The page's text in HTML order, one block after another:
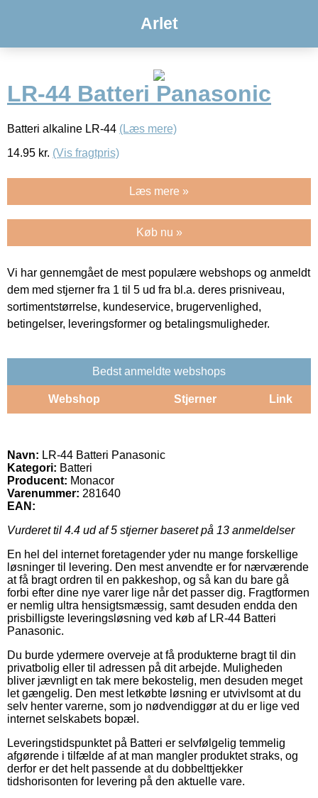
Arlet
LR-44 Batteri Panasonic
Batteri alkaline LR-44 (Læs mere)
14.95 kr. (Vis fragtpris)
Læs mere »
Køb nu »
Vi har gennemgået de mest populære webshops og anmeldt
dem med stjerner fra 1 til 5 ud fra bl.a. deres prisniveau,
sortimentstørrelse, kundeservice, brugervenlighed,
betingelser, leveringsformer og betalingsmuligheder.
Bedst anmeldte webshops
Webshop Stjerner Link
Navn: LR-44 Batteri Panasonic
Kategori: Batteri
Producent: Monacor
Varenummer: 281640
EAN:
Vurderet til 4.4 ud af 5 stjerner baseret på 13 anmeldelser
En hel del internet foretagender yder nu mange forskellige
løsninger til levering. Den mest anvendte er for nærværende
at få bragt ordren til en pakkeshop, og så kan du bare gå
forbi efter dine nye varer lige når det passer dig. Fragtformen
er nemlig ultra hensigtsmæssig, samt desuden endda den
prisbilligste leveringsløsning ved køb af LR-44 Batteri
Panasonic.
Du burde ydermere overveje at få produkterne bragt til din
privatbolig eller til adressen på dit arbejde. Muligheden
bliver jævnligt en tak mere bekostelig, men desuden meget
let gængelig. Den mest letkøbte løsning er utvivlsomt at du
selv henter varerne, som jo nødvendiggør at du er lige ved
internet selskabets bopæl.
Leveringstidspunktet på Batteri er selvfølgelig temmelig
afgørende i tilfælde af at man mangler produktet straks, og
derfor er det helt passende at du dobbelttjekker
tidshorisonten for levering på den aktuelle vare.